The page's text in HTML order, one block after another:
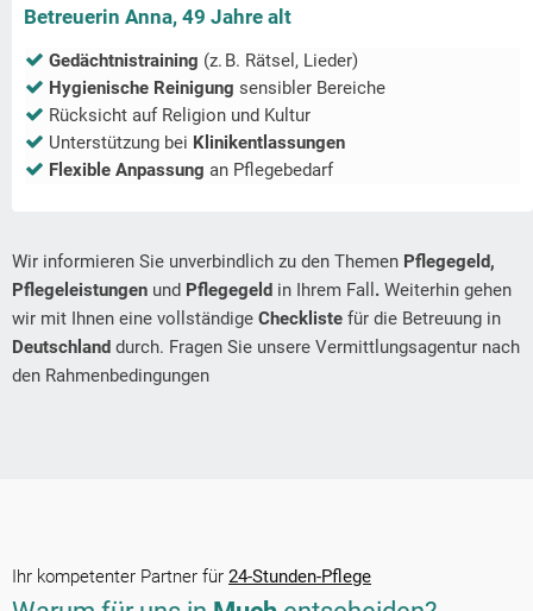
Betreuerin Anna, 49 Jahre alt
Gedächtnistraining (z. B. Rätsel, Lieder)
Hygienische Reinigung sensibler Bereiche
Rücksicht auf Religion und Kultur
Unterstützung bei Klinikentlassungen
Flexible Anpassung an Pflegebedarf
Wir informieren Sie unverbindlich zu den Themen Pflegegeld,
Pflegeleistungen und Pflegegeld in Ihrem Fall . Weiterhin gehen
wir mit Ihnen eine vollständige Checkliste für die Betreuung in
Deutschland durch. Fragen Sie unsere Vermittlungsagentur nach
den Rahmenbedingungen
Ihr kompetenter Partner für 24-Stunden-Pflege